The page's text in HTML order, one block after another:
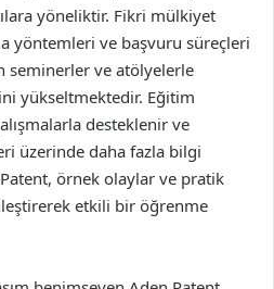
yöneliktir. Fikri mülkiyet
yöntemleri ve başvuru süreçleri
seminerler ve atölyelerle
yükseltmektedir. Eğitim
desteklenir ve
üzerinde daha fazla bilgi
örnek olaylar ve pratik
etkili bir öğrenme